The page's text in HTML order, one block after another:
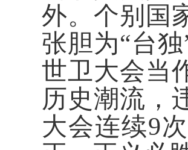
外。个别国
张胆为“台
世卫大会当
历史潮流，
大会连续9